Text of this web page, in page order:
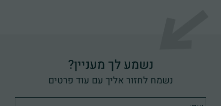
נשמע לך מעניין?
נשמח לחזור אליך עם עוד פרטים